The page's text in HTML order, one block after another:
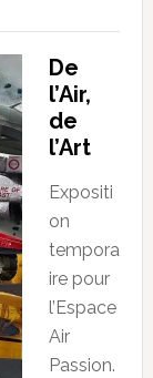
De
l’Air,
de
l’Art
Expositi
on
tempora
ire pour
l’Espace
Air
Passion.